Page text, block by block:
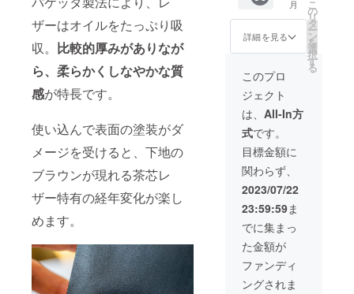
ザーはオイルをたっぷり吸
収。 比較的厚みがありなが
ら、柔らかくしなやかな質
感が特長です。
使い込んで表面の塗装がダ
メージを受けると、下地の
ブラウンが現れる茶芯レ
ザー特有の経年変化が楽し
めます。
の方に
向けて
左利き
ことも
可能で
す。ご
希望の
方はリ
ターン
選択画
面より
「左利
き用」
をお選
びくだ
さい。
（リ
ターン
価格に
含む）
一般販
売予定
価格：
17,980
円（税
込） ※
割引率
は送料
を除く
製品の
販売予
定価格
に対す
るもの
です。
※左利き
の方に
向けて
左利き
月
詳細を見る
こ
の
リ
タ
ー
ン
を
選
択
す
る
このプロ
ジェクト
は、 All-In方
式です。
目標金額に
関わらず、
2023/07/22
23:59:59ま
でに集まっ
た金額が
ファンディ
ングされま